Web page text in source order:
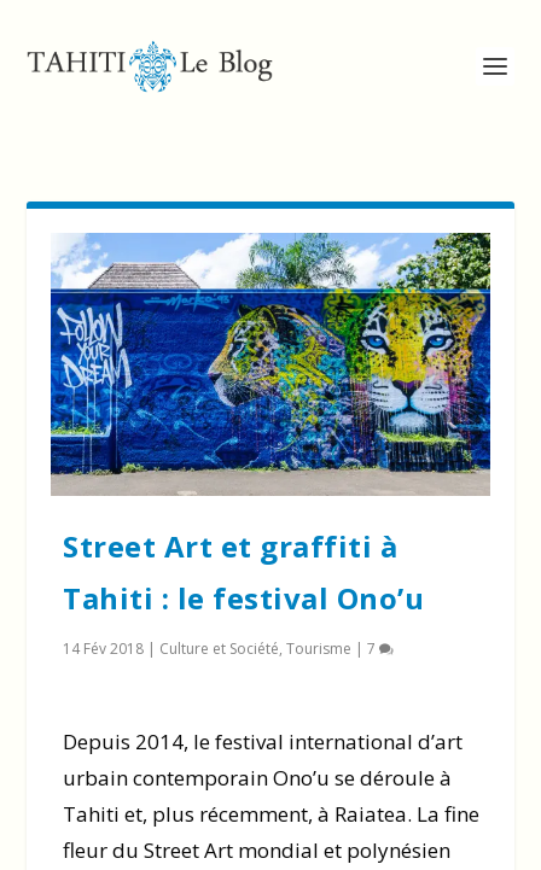
Street Art et graffiti à
Tahiti : le festival Ono’u
14 Fév 2018 | Culture et Société,Tourisme |7
Depuis 2014, le festival international d’art
urbain contemporain Ono’u se déroule à
Tahiti et, plus récemment, à Raiatea. La fine
fleur du Street Art mondial et polynésien